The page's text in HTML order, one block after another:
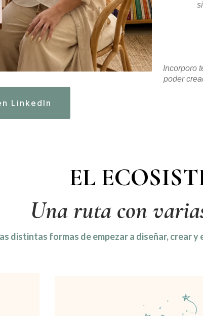
LinkedIn
Incorporo
poder
EL
Una ruta con
distintas formas de empezar a diseñar, crear